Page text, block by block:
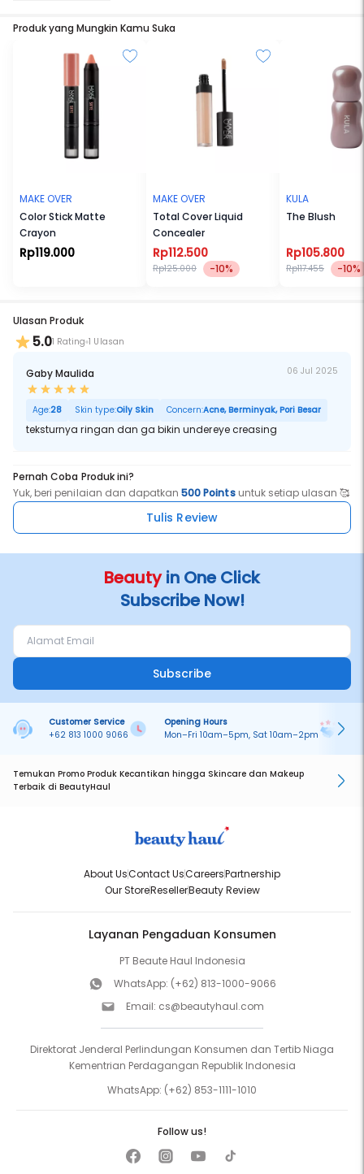
Produk yang Mungkin Kamu Suka
MAKE OVER
Color Stick Matte
Crayon
Rp119.000
MAKE OVER
Total Cover Liquid
Concealer
Rp112.500
Rp125.000 -10%
KULA
The Blush
Rp105.800
Rp117.455 -10%
Ulasan Produk
5.01 Rating 1 Ulasan
Gaby Maulida 06 Jul 2025
Age:28 Skin type:Oily Skin Concern:Acne, Berminyak, Pori Besar
teksturnya ringan dan ga bikin undereye creasing
Pernah Coba Produk ini?
Yuk, beri penilaian dan dapatkan500 Pointsuntuk setiap ulasan 🥰
Tulis Review
Beautyin One Click
Subscribe Now!
Subscribe
Customer Service
+62 813 1000 9066
Opening Hours
Mon–Fri 10am–5pm, Sat 10am–2pm
Temukan Promo Produk Kecantikan hingga Skincare dan Makeup
Terbaik di BeautyHaul
About UsContact UsCareersPartnership
Our StoreResellerBeauty Review
Layanan Pengaduan Konsumen
PT Beaute Haul Indonesia
WhatsApp: (+62) 813-1000-9066
Email: cs@beautyhaul.com
Direktorat Jenderal Perlindungan Konsumen dan Tertib Niaga
Kementrian Perdagangan Republik Indonesia
WhatsApp: (+62) 853-1111-1010
Follow us!